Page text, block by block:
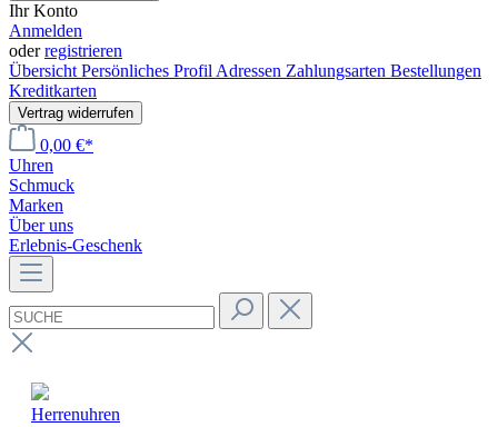
Ihr Konto
Anmelden
oderregistrieren
Übersicht Persönliches Profil Adressen Zahlungsarten Bestellungen
Kreditkarten
Vertrag widerrufen
0,00 €*
Uhren
Schmuck
Marken
Über uns
Erlebnis-Geschenk
Herrenuhren